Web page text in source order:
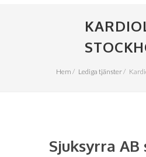
Hem / Lediga tjänster/
Sjuksyrra AB